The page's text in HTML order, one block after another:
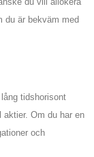
du är bekväm med
tidshorisont
aktier. Om du har en
och